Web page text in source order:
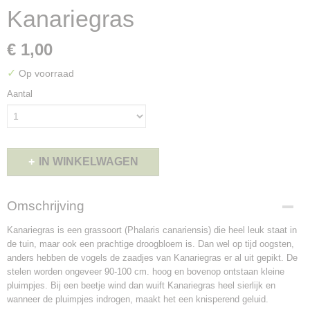
Kanariegras
€ 1,00
✓ Op voorraad
Aantal
IN WINKELWAGEN
Omschrijving
Kanariegras is een grassoort (Phalaris canariensis) die heel leuk staat in
de tuin, maar ook een prachtige droogbloem is. Dan wel op tijd oogsten,
anders hebben de vogels de zaadjes van Kanariegras er al uit gepikt. De
stelen worden ongeveer 90-100 cm. hoog en bovenop ontstaan kleine
pluimpjes. Bij een beetje wind dan wuift Kanariegras heel sierlijk en
wanneer de pluimpjes indrogen, maakt het een knisperend geluid.